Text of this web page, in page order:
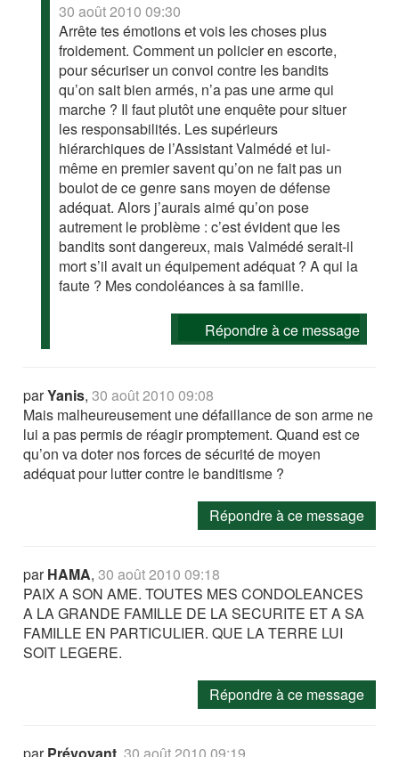
30 août 2010 09:30
Arrête tes émotions et vois les choses plus
froidement. Comment un policier en escorte,
pour sécuriser un convoi contre les bandits
qu’on sait bien armés, n’a pas une arme qui
marche ? Il faut plutôt une enquête pour situer
les responsabilités. Les supérieurs
hiérarchiques de l’Assistant Valmédé et lui-
même en premier savent qu’on ne fait pas un
boulot de ce genre sans moyen de défense
adéquat. Alors j’aurais aimé qu’on pose
autrement le problème : c’est évident que les
bandits sont dangereux, mais Valmédé serait-il
mort s’il avait un équipement adéquat ? A qui la
faute ? Mes condoléances à sa famille.
Répondre à ce message
parYanis,30 août 2010 09:08
Mais malheureusement une défaillance de son arme ne
lui a pas permis de réagir promptement. Quand est ce
qu’on va doter nos forces de sécurité de moyen
adéquat pour lutter contre le banditisme ?
Répondre à ce message
parHAMA,30 août 2010 09:18
PAIX A SON AME. TOUTES MES CONDOLEANCES
A LA GRANDE FAMILLE DE LA SECURITE ET A SA
FAMILLE EN PARTICULIER. QUE LA TERRE LUI
SOIT LEGERE.
Répondre à ce message